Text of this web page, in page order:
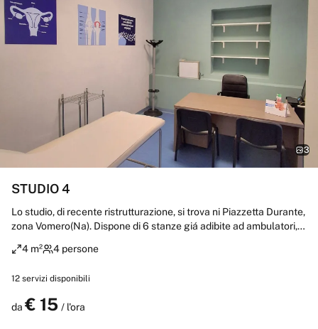
3
STUDIO 4
Lo studio, di recente ristrutturazione, si trova ni Piazzetta Durante,
zona Vomero(Na). Dispone di 6 stanze giá adibite ad ambulatori,
pochi passi dalla Metropolitana-Linea 1 -Vanvitelli Include: Carta
pulizia Servizio di segreteria Collaborazioni ed iniziative
4 m² 4 persone
12 servizi disponibili
da € 15 / l'ora